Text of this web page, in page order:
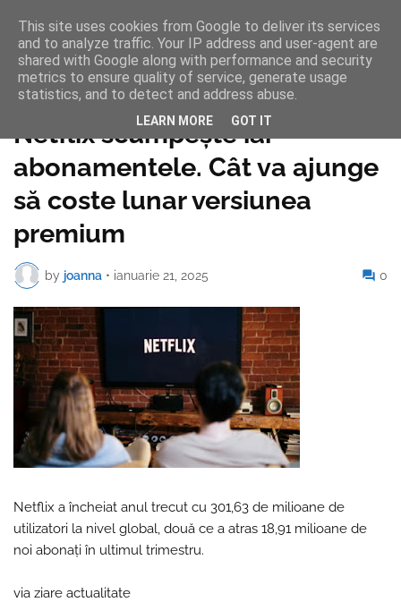
Pagina de pornire
Netflix scumpește iar
abonamentele. Cât va ajunge
să coste lunar versiunea
premium
by joanna • ianuarie 21, 2025 0
Netflix a încheiat anul trecut cu 301,63 de milioane de
utilizatori la nivel global, două ce a atras 18,91 milioane de
noi abonaţi în ultimul trimestru.
via ziare actualitate
This site uses cookies from Google to deliver its services
and to analyze traffic. Your IP address and user-agent are
shared with Google along with performance and security
metrics to ensure quality of service, generate usage
statistics, and to detect and address abuse.
LEARN MORE GOT IT